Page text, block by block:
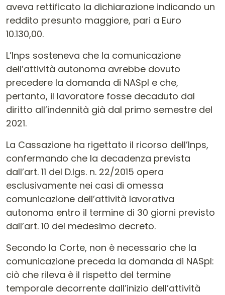
aveva rettificato la dichiarazione indicando un
reddito presunto maggiore, pari a Euro
10.130,00.
L’Inps sosteneva che la comunicazione
dell’attività autonoma avrebbe dovuto
precedere la domanda di NASpI e che,
pertanto, il lavoratore fosse decaduto dal
diritto all’indennità già dal primo semestre del
2021.
La Cassazione ha rigettato il ricorso dell’Inps,
confermando che la decadenza prevista
dall’art. 11 del D.lgs. n. 22/2015 opera
esclusivamente nei casi di omessa
comunicazione dell’attività lavorativa
autonoma entro il termine di 30 giorni previsto
dall’art. 10 del medesimo decreto.
Secondo la Corte, non è necessario che la
comunicazione preceda la domanda di NASpI:
ciò che rileva è il rispetto del termine
temporale decorrente dall’inizio dell’attività